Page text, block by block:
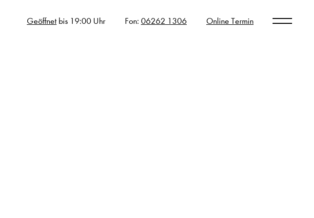
Geöffnet bis 19:00 Uhr Fon: 06262 1306 Online Termin